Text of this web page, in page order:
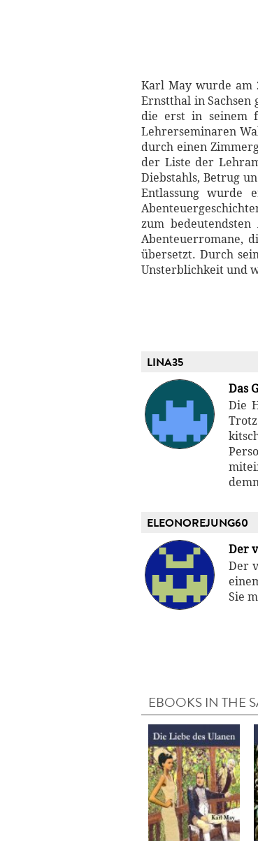
Karl May wurde am
Ernstthal in
die erst in seinem
Lehrerseminaren
durch einen
der Liste der
Diebstahls, Betrug
Entlassung wurde
zum
Abenteuerromane,
übersetzt. Durch
Unsterblichkeit und
LINA35
Das
Die
ELEONOREJUNG60
Der
Der
Sie
EBOOKS IN THE